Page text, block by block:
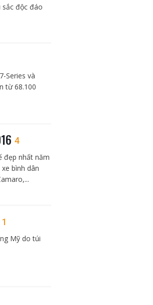
sắc độc đáo
Series và
từ 68.100
4
đẹp nhất năm
bình dân
1
Mỹ do túi